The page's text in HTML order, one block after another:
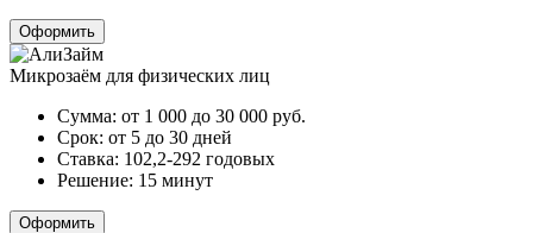
Оформить
Микрозаём для физических лиц
Сумма: от 1 000 до 30 000 руб.
Срок: от 5 до 30 дней
Ставка: 102,2-292 годовых
Решение: 15 минут
Оформить